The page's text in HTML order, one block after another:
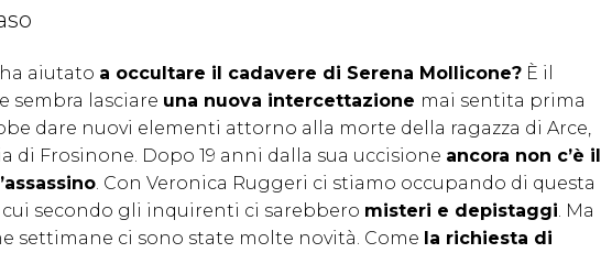
aiutato a occultare il cadavere di Serena Mollicone? È il
sembra lasciare una nuova intercettazione mai sentita prima
dare nuovi elementi attorno alla morte della ragazza di Arce,
di Frosinone. Dopo 19 anni dalla sua uccisione ancora non c’è il
. Con Veronica Ruggeri ci stiamo occupando di questa
secondo gli inquirenti ci sarebbero misteri e depistaggi . Ma
settimane ci sono state molte novità. Come la richiesta di